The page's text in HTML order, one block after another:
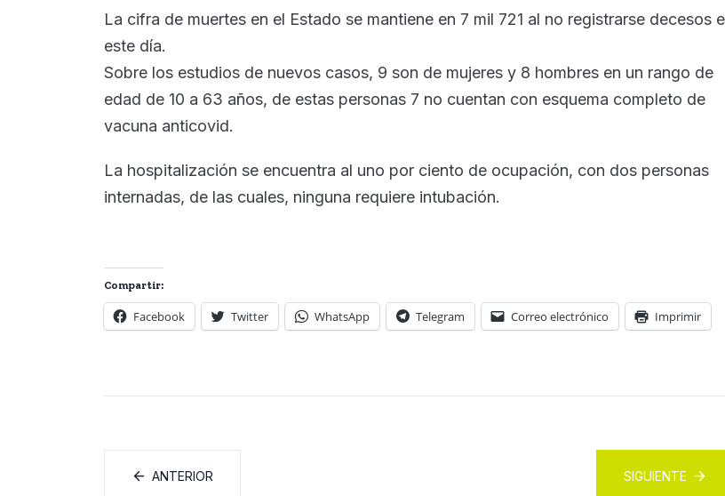
La cifra de muertes en el Estado se mantiene en 7 mil 721 al no registrarse decesos
este día.
Sobre los estudios de nuevos casos, 9 son de mujeres y 8 hombres en un rango de
edad de 10 a 63 años, de estas personas 7 no cuentan con esquema completo de
vacuna anticovid.
La hospitalización se encuentra al uno por ciento de ocupación, con dos personas
internadas, de las cuales, ninguna requiere intubación.
Compartir:
Facebook Twitter WhatsApp Telegram Correo electrónico Imprimir
ANTERIOR SIGUIENTE